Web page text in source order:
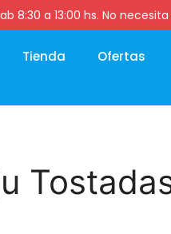
8:30 a 13:00 hs. No
Tienda Ofertas